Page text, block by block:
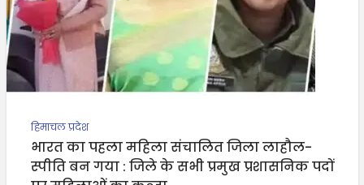
हिमाचल प्रदेश
भारत का पहला महिला संचालित जिला लाहौल-
स्पीति बन गया : जिले के सभी प्रमुख प्रशासनिक पदों